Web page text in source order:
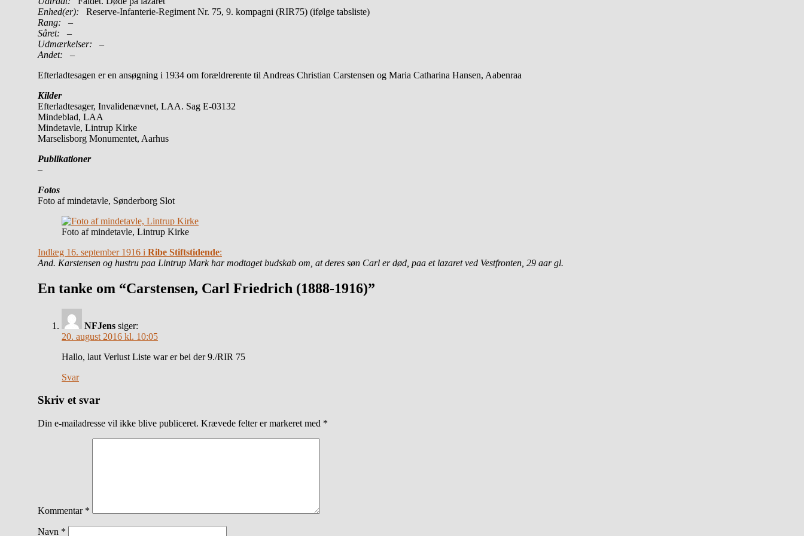
Enhed(er):
Reserve-Infanterie-Regiment Nr. 75, 9. kompagni (RIR75) (ifølge tabsliste)
Rang:
–
Såret: –
Udmærkelser: –
Andet: –
Efterladtesagen er en ansøgning i 1934 om forældrerente til Andreas Christian Carstensen og Maria Catharina Hansen, Aabenraa
Kilder
Efterladtesager, Invalidenævnet, LAA. Sag E-03132
Mindeblad, LAA
Mindetavle, Lintrup Kirke
Marselisborg Monumentet, Aarhus
Publikationer
–
Fotos
Foto af mindetavle, Sønderborg Slot
Foto af mindetavle, Lintrup Kirke
Indlæg 16. september 1916 i Ribe Stiftstidende:
And. Karstensen og hustru paa Lintrup Mark har modtaget budskab om, at deres søn Carl er død, paa et lazaret ved Vestfronten, 29 aar gl.
En tanke om “Carstensen, Carl Friedrich (1888-1916)”
NFJens siger:
20. august 2016 kl. 10:05
Hallo, laut Verlust Liste war er bei der 9./RIR 75
Svar
Skriv et svar
Din e-mailadresse vil ikke blive publiceret. Krævede felter er markeret med *
Kommentar *
Navn *